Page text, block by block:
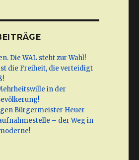
Die WAL steht zur Wahl!
die Freiheit, die verteidigt
in der
Bürgermeister Heuer
– der Weg in